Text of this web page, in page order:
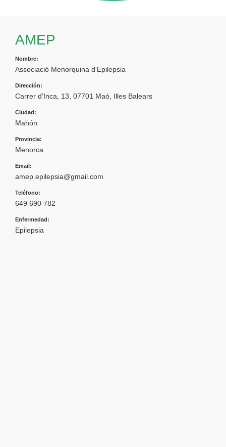
AMEP
Nombre:
Associació Menorquina d'Epilepsia
Dirección:
Carrer d'Inca, 13, 07701 Maó, Illes Balears
Ciudad:
Mahón
Provincia:
Menorca
Email:
amep.epilepsia@gmail.com
Teléfono:
649 690 782
Enfermedad:
Epilepsia